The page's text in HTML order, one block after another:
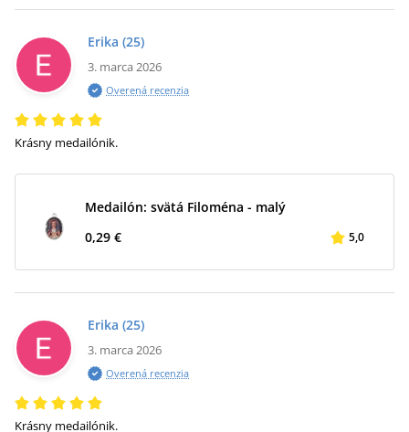
Medailón: svätá Filoména - malý
0,29 €
5,0
Erika (25)
3. marca 2026
Overená recenzia
Krásny medailónik.
Erika (25)
3. marca 2026
Overená recenzia
Krásny medailónik.